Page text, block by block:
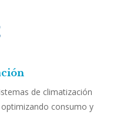
de climatización
consumo y